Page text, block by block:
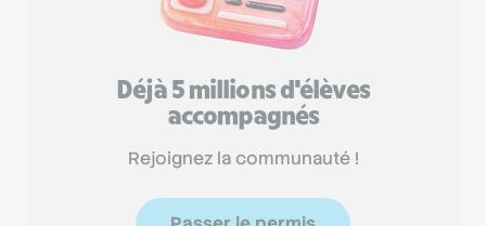
Déjà 5 millions d'élèves
accompagnés
Rejoignez la communauté !